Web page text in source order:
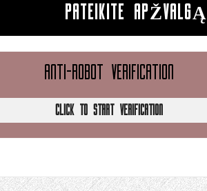
PATEIKITE APŽVALGĄ
ANTI-ROBOT VERIFICATION
CLICK TO START VERIFICATION